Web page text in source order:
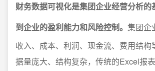
财务数据可视化是集团企业经营分析的
到企业的盈利能力和风险控制。 集团企
收入、成本、利润、现金流、费用结构
据量庞大、结构复杂，传统的Excel报